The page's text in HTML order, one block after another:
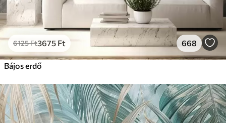
6125Ft3675 Ft 668
Bájos erdő